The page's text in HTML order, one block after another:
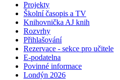
Projekty
Školní časopis a TV
Knihovnička AJ knih
Rozvrhy
Přihlašování
Rezervace - sekce pro učitele
E-podatelna
Povinné informace
Londýn 2026